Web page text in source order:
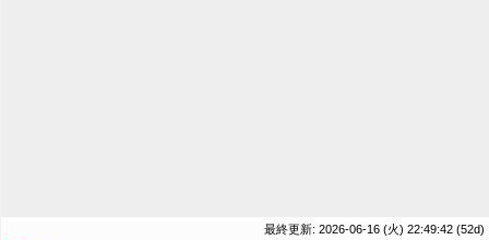
最終更新: 2026-06-16 (火) 22:49:42 (52d)